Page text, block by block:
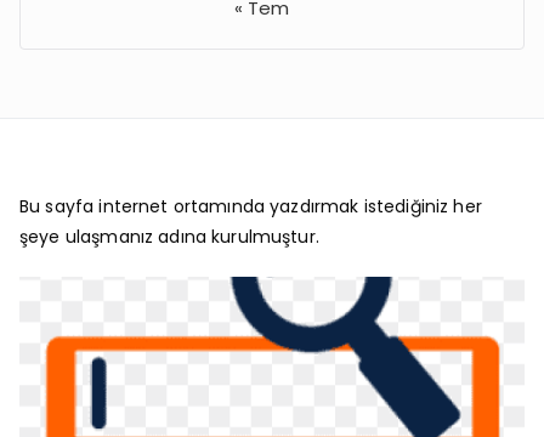
« Tem
Bu sayfa internet ortamında yazdırmak istediğiniz her
şeye ulaşmanız adına kurulmuştur.